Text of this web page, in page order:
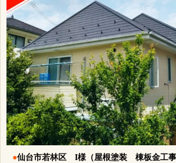
●仙台市若林区 I様（屋根塗装 棟板金工